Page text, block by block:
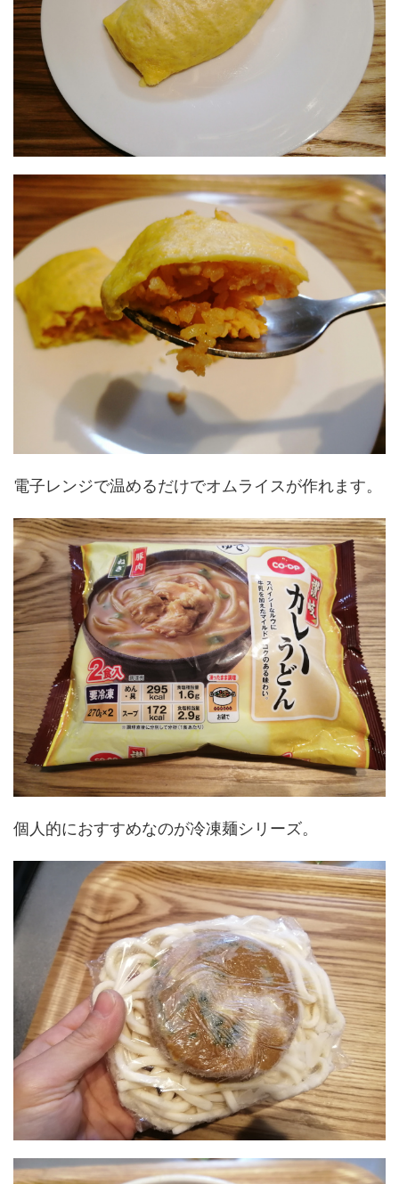
電子レンジで温めるだけでオムライスが作れます。
個人的におすすめなのが冷凍麺シリーズ。